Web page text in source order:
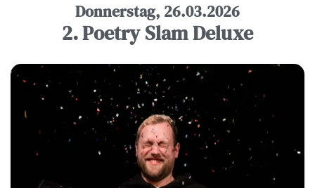
Donnerstag, 26.03.2026
2. Poetry Slam Deluxe